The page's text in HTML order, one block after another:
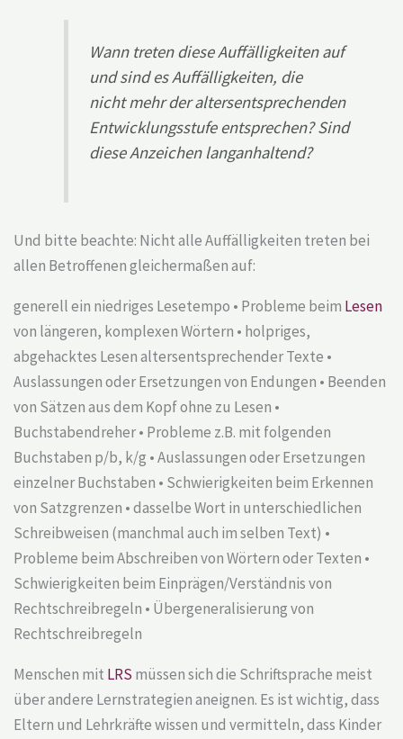
Wann treten diese Auffälligkeiten auf
und sind es Auffälligkeiten, die
nicht mehr der altersentsprechenden
Entwicklungsstufe entsprechen? Sind
diese Anzeichen langanhaltend?
Und bitte beachte: Nicht alle Auffälligkeiten treten bei
allen Betroffenen gleichermaßen auf:
generell ein niedriges Lesetempo • Probleme beim Lesen
von längeren, komplexen Wörtern • holpriges,
abgehacktes Lesen altersentsprechender Texte •
Auslassungen oder Ersetzungen von Endungen • Beenden
von Sätzen aus dem Kopf ohne zu Lesen •
Buchstabendreher • Probleme z.B. mit folgenden
Buchstaben p/b, k/g • Auslassungen oder Ersetzungen
einzelner Buchstaben • Schwierigkeiten beim Erkennen
von Satzgrenzen • dasselbe Wort in unterschiedlichen
Schreibweisen (manchmal auch im selben Text) •
Probleme beim Abschreiben von Wörtern oder Texten •
Schwierigkeiten beim Einprägen/Verständnis von
Rechtschreibregeln • Übergeneralisierung von
Rechtschreibregeln
Menschen mit LRS müssen sich die Schriftsprache meist
über andere Lernstrategien aneignen. Es ist wichtig, dass
Eltern und Lehrkräfte wissen und vermitteln, dass Kinder